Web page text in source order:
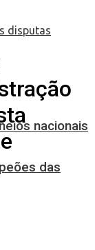
nacionais
das